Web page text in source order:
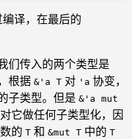
译，在最后的
们传入的两个类型是
根据 &'a T 对 'a 协变，
子类型。但是 &'a mut
它做任何子类型化，因
的 T 和 &mut T 中的 T